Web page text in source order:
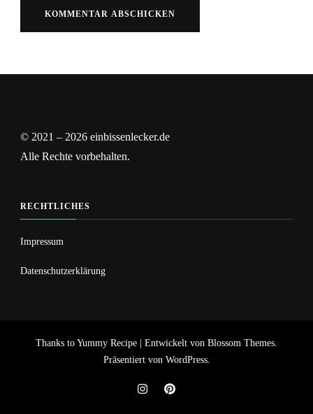
© 2021 – 2026 einbissenlecker.de
Alle Rechte vorbehalten.
RECHTLICHES
Impressum
Datenschutzerklärung
Thanks toYummy Recipe | Entwickelt von Blossom Themes.
Präsentiert von WordPress.